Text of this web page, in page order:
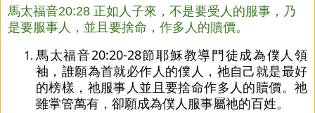
馬太福音20:28 正如人子來，不是要受人的服事，乃
是要服事人，並且要捨命，作多人的贖價。
馬太福音20:20-28節耶穌教導門徒成為僕人領
袖，誰願為首就必作人的僕人，祂自己就是最好
的榜樣，祂服事人並且要捨命作多人的贖價。祂
雖掌管萬有，卻願成為僕人服事屬祂的百姓。